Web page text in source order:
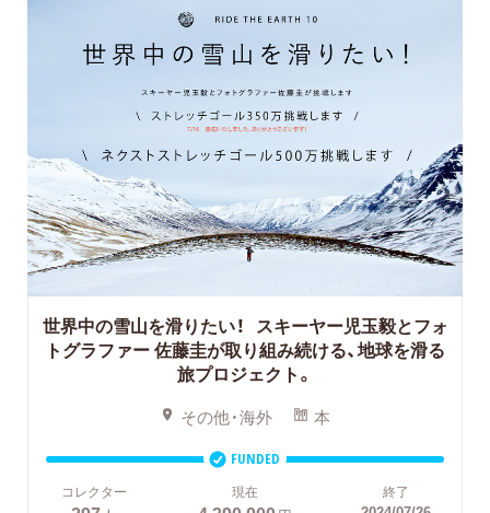
世界中の雪山を滑りたい！ スキーヤー児玉毅とフォ
トグラファー 佐藤圭が取り組み続ける、地球を滑る
旅プロジェクト。
その他・海外 本
FUNDED
コレクター
現在 終了